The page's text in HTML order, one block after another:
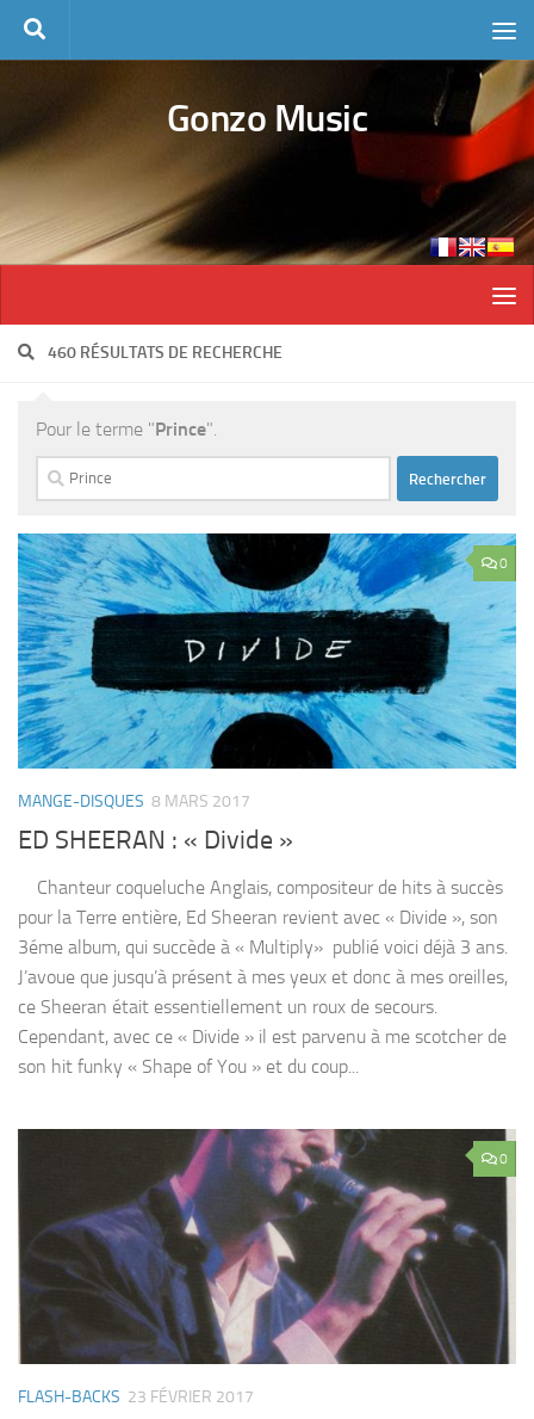
Skip to content
Gonzo Music
460 RÉSULTATS DE RECHERCHE
Pour le terme "Prince".
Rechercher :
0
MANGE-DISQUES 8 MARS 2017
ED SHEERAN : « Divide »
Chanteur coqueluche Anglais, compositeur de hits à succès
pour la Terre entière, Ed Sheeran revient avec « Divide », son
3éme album, qui succède à « Multiply» publié voici déjà 3 ans.
J’avoue que jusqu’à présent à mes yeux et donc à mes oreilles,
ce Sheeran était essentiellement un roux de secours.
Cependant, avec ce « Divide » il est parvenu à me scotcher de
son hit funky « Shape of You » et du coup...
0
FLASH-BACKS 23 FÉVRIER 2017